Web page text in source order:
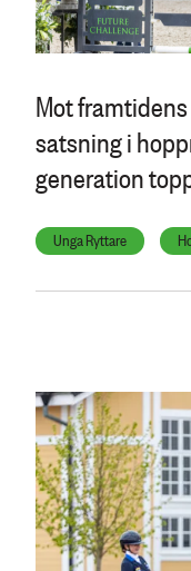
Mot
satsning i
generation
Unga Ryttare